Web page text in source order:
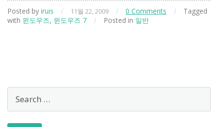
Posted by iruis / 11월 22, 2009 / 0 Comments /
Tagged
with 윈도우즈, 윈도우즈 7 / Posted in 일반